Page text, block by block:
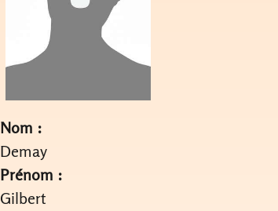
Nom :
Demay
Prénom :
Gilbert